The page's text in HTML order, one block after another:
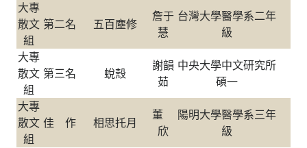
大專
散文
組
第二名 五百塵修
詹于
慧
台灣大學醫學系二年
級
大專
散文
組
第三名 蛻殼
謝韻
茹
中央大學中文研究所
碩一
大專
散文
組
佳 作 相思托月
董
欣
陽明大學醫學系三年
級